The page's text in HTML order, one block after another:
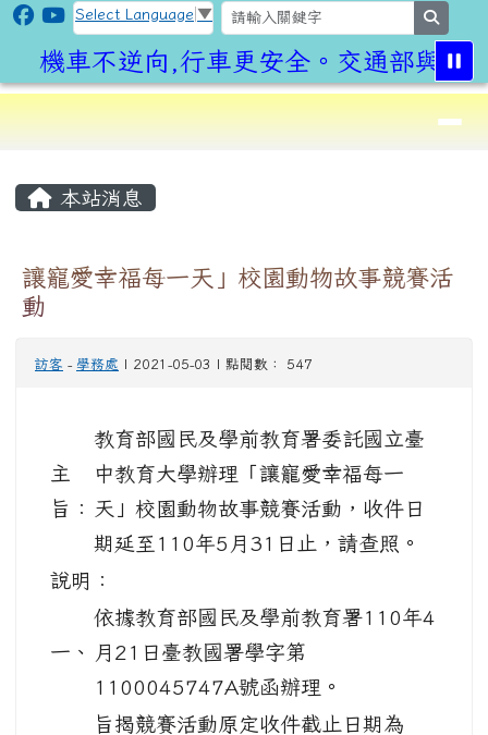
跳至主內容區
CLPS Site
Select Language ▼
機車不逆向,行車更安全。交通部與桃
⏸
導覽列
本站消息
讓寵愛幸福每一天」校園動物故事競賽活
動
訪客 - 學務處 | 2021-05-03 | 點閱數： 547
主
旨：
教育部國民及學前教育署委託國立臺
中教育大學辦理「讓寵愛幸福每一
天」校園動物故事競賽活動，收件日
期延至110年5月31日止，請查照。
說明：
一、
依據教育部國民及學前教育署110年4
月21日臺教國署學字第
1100045747A號函辦理。
旨揭競賽活動原定收件截止日期為